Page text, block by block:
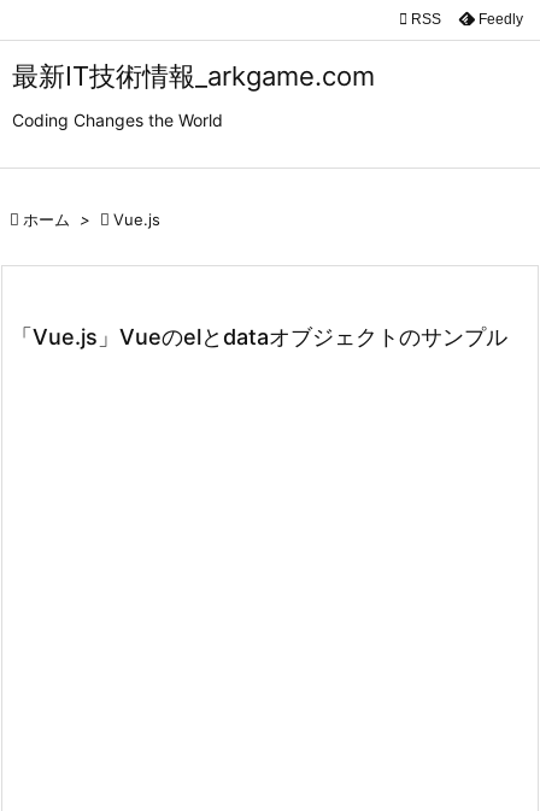
最新IT技術情報_arkgame.com
Coding Changes the World


検索
 RSS Feedly
 ホーム >  Vue.js
「Vue.js」Vueのelとdataオブジェクトのサンプル